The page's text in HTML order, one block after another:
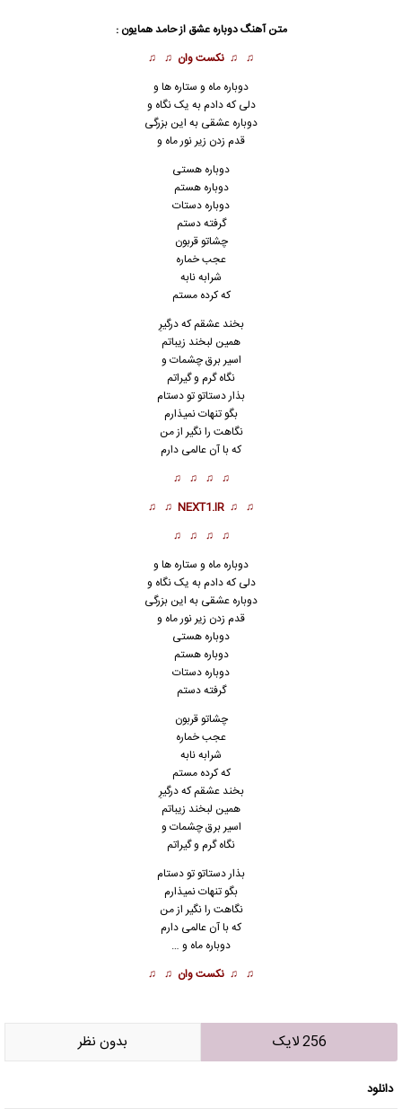
متن آهنگ دوباره عشق ازحامد همایون :
♫ ♫ نکست وان ♫ ♫
دوباره ماه و ستاره ها و
دلی که دادم به یک نگاه و
دوباره عشقی به این بزرگی
قدم زدن زیر نور ماه و
دوباره هستی
دوباره هستم
دوباره دستات
گرفته دستم
چشاتو قربون
عجب خماره
شرابه نابه
که کرده مستم
بخند عشقم که درگیرِ
همین لبخند زیباتم
اسیر برق چشمات و
نگاه گرم و گیراتم
بذار دستاتو تو دستام
بگو تنهات نمیذارم
نگاهت را نگیر از من
که با آن عالمی دارم
♫ ♫ ♫ ♫
♫ ♫
NEXT1.IR
♫ ♫
♫ ♫ ♫ ♫
دوباره ماه و ستاره ها و
دلی که دادم به یک نگاه و
دوباره عشقی به این بزرگی
قدم زدن زیر نور ماه و
دوباره هستی
دوباره هستم
دوباره دستات
گرفته دستم
چشاتو قربون
عجب خماره
شرابه نابه
که کرده مستم
بخند عشقم که درگیرِ
همین لبخند زیباتم
اسیر برق چشمات و
نگاه گرم و گیراتم
بذار دستاتو تو دستام
بگو تنهات نمیذارم
نگاهت را نگیر از من
که با آن عالمی دارم
دوباره ماه و …
♫ ♫ نکست وان ♫ ♫
256 لایک بدون نظر
دانلود